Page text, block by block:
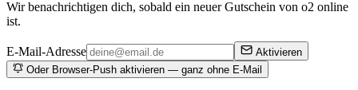
Wir benachrichtigen dich, sobald ein neuer Gutschein von o2 online
ist.
E-Mail-Adresse
Aktivieren
Oder Browser-Push aktivieren — ganz ohne E-Mail